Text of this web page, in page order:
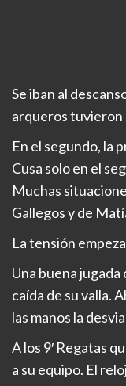
Se iban al
arqueros tuvieron
En el segundo, la
Cusa solo en el
Muchas
Gallegos y de
La tensión
Una buena
caída de su valla.
las manos la
A los 9′ Regatas
a su equipo. El